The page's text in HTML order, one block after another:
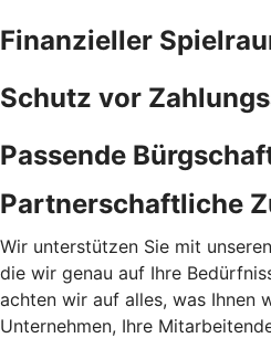
Finanzieller
Schutz vor
Passende
Partnerschaftliche
Wir unterstützen Sie mit
die wir genau auf Ihre
achten wir auf alles, was Ihnen
Unternehmen, Ihre